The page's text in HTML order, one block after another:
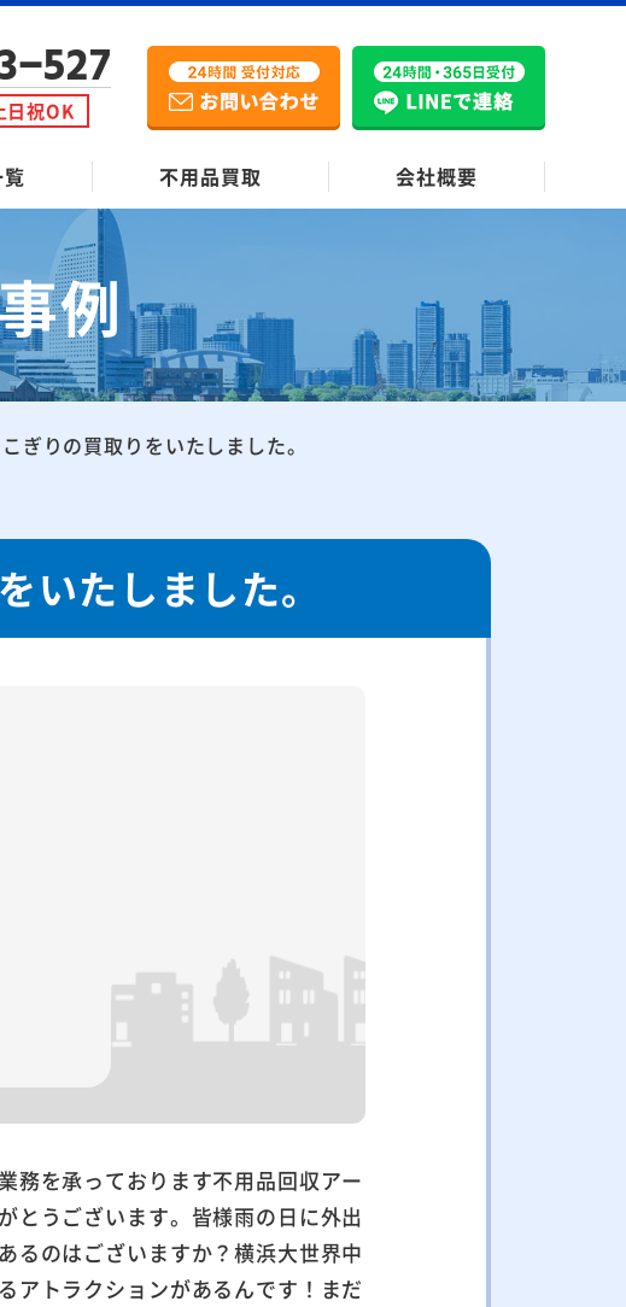
527
日祝OK
不用品買取 会社概要
例
ぎりの買取りをいたしました。
いたしました。
務を承っております不用品回収アー
とうございます。皆様雨の日に外出
るのはございますか？横浜大世界中
アトラクションがあるんです！まだ